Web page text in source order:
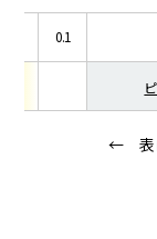
0.1
← 表